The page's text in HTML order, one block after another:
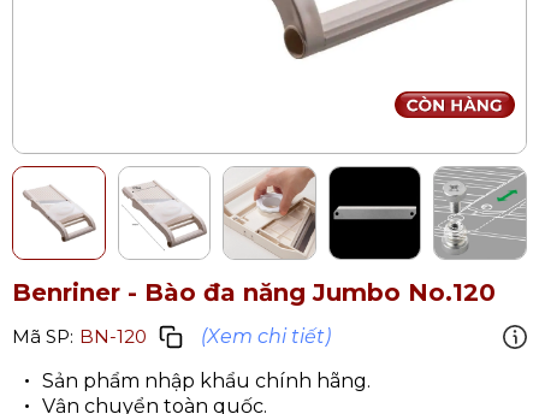
Benriner - Bào đa năng Jumbo No.120
Mã SP: BN-120
(Xem chi tiết)
Sản phẩm nhập khẩu chính hãng.
Vận chuyển toàn quốc.